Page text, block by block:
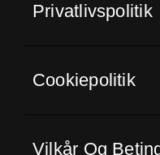
Privatlivspolitik
Cookiepolitik
Vilkår Og